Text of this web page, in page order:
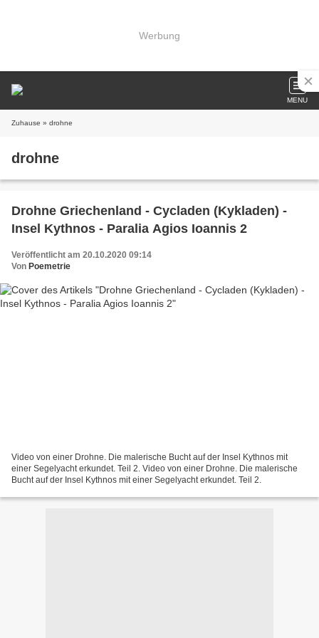
Werbung
MENU
Zuhause » drohne
drohne
Drohne Griechenland - Cycladen (Kykladen) -
Insel Kythnos - Paralia Agios Ioannis 2
Veröffentlicht am 20.10.2020 09:14
Von Poemetrie
Video von einer Drohne. Die malerische Bucht auf der Insel Kythnos mit
einer Segelyacht erkundet. Teil 2. Video von einer Drohne. Die malerische
Bucht auf der Insel Kythnos mit einer Segelyacht erkundet. Teil 2.